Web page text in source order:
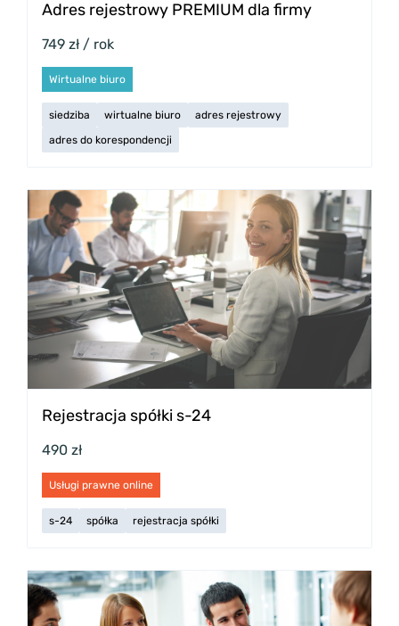
Adres rejestrowy PREMIUM dla firmy
749 zł / rok
Wirtualne biuro
siedziba wirtualne biuro
adres rejestrowy
adres do korespondencji
Rejestracja spółki s-24
490 zł
Usługi prawne online
s-24 spółka rejestracja spółki